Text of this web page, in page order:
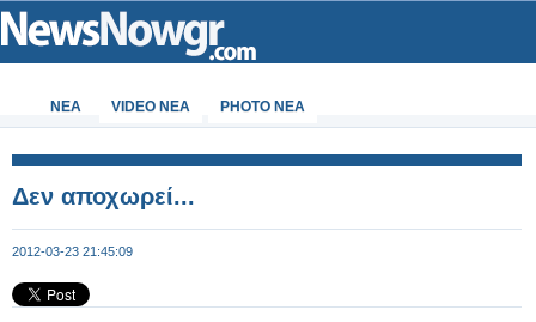
ΝΕΑ VIDEO NEA PHOTO NEA
Δεν αποχωρεί...
2012-03-23 21:45:09